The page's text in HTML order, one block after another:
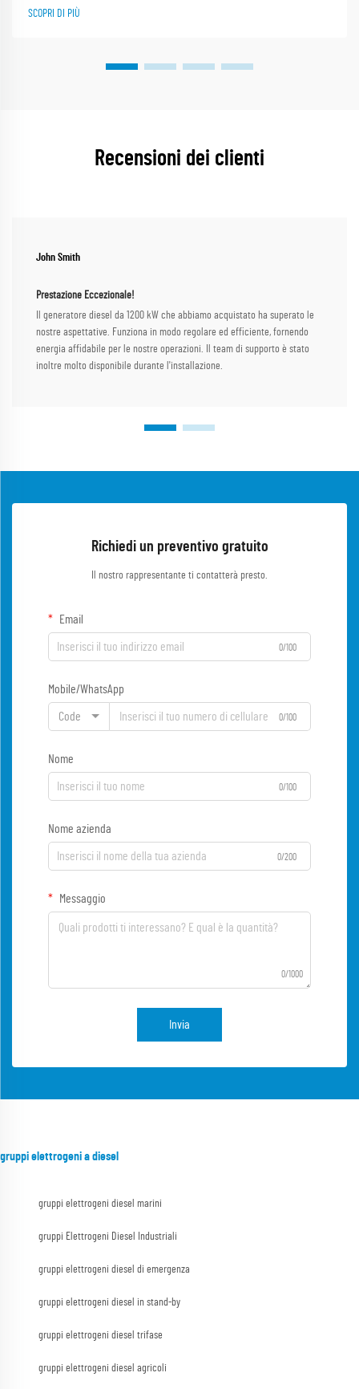
contribuendo a mantenere costante la velocità di rotazione e la frequenza
SCOPRI DI PIÙ
Recensioni dei clienti
John Smith
Prestazione Eccezionale!
Il generatore diesel da 1200 kW che abbiamo acquistato ha superato le
nostre aspettative. Funziona in modo regolare ed efficiente, fornendo
energia affidabile per le nostre operazioni. Il team di supporto è stato
inoltre molto disponibile durante l'installazione.
Richiedi un preventivo gratuito
Il nostro rappresentante ti contatterà presto.
Email
0/100
Mobile/WhatsApp
Code 0/100
Nome
0/100
Nome azienda
0/200
Messaggio
0/1000
Invia
gruppi elettrogeni a diesel
gruppi elettrogeni diesel marini
gruppi Elettrogeni Diesel Industriali
gruppi elettrogeni diesel di emergenza
gruppi elettrogeni diesel in stand-by
gruppi elettrogeni diesel trifase
gruppi elettrogeni diesel agricoli